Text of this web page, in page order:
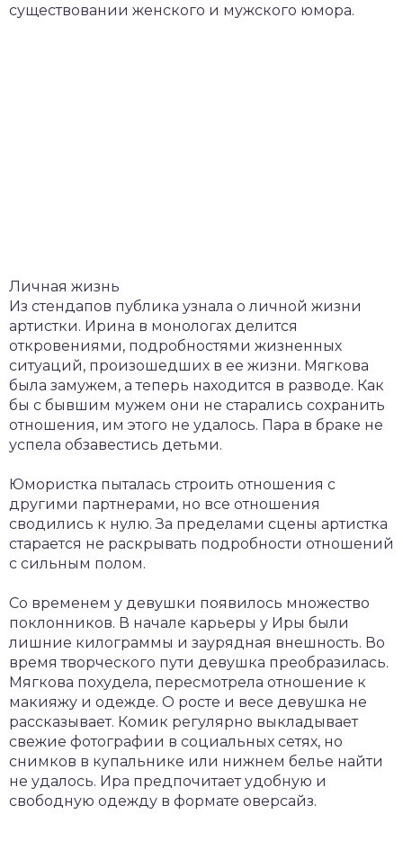
существовании женского и мужского юмора.
Личная жизнь
Из стендапов публика узнала о личной жизни
артистки. Ирина в монологах делится
откровениями, подробностями жизненных
ситуаций, произошедших в ее жизни. Мягкова
была замужем, а теперь находится в разводе. Как
бы с бывшим мужем они не старались сохранить
отношения, им этого не удалось. Пара в браке не
успела обзавестись детьми.
Юмористка пыталась строить отношения с
другими партнерами, но все отношения
сводились к нулю. За пределами сцены артистка
старается не раскрывать подробности отношений
с сильным полом.
Со временем у девушки появилось множество
поклонников. В начале карьеры у Иры были
лишние килограммы и заурядная внешность. Во
время творческого пути девушка преобразилась.
Мягкова похудела, пересмотрела отношение к
макияжу и одежде. О росте и весе девушка не
рассказывает. Комик регулярно выкладывает
свежие фотографии в социальных сетях, но
снимков в купальнике или нижнем белье найти
не удалось. Ира предпочитает удобную и
свободную одежду в формате оверсайз.